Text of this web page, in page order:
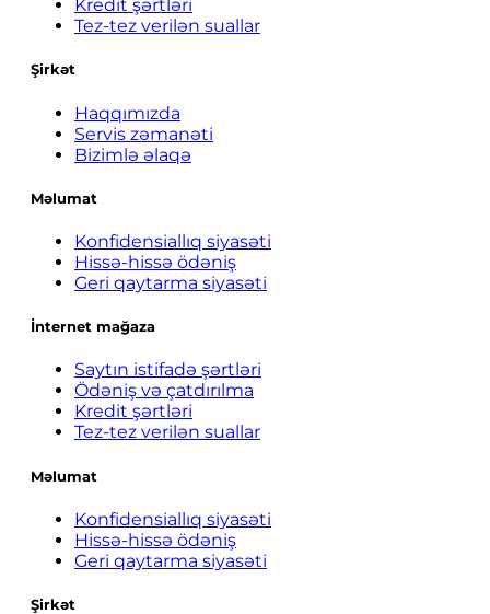
Kredit şərtləri
Tez-tez verilən suallar
Şirkət
Haqqımızda
Servis zəmanəti
Bizimlə əlaqə
Məlumat
Konfidensiallıq siyasəti
Hissə-hissə ödəniş
Geri qaytarma siyasəti
İnternet mağaza
Saytın istifadə şərtləri
Ödəniş və çatdırılma
Kredit şərtləri
Tez-tez verilən suallar
Məlumat
Konfidensiallıq siyasəti
Hissə-hissə ödəniş
Geri qaytarma siyasəti
Şirkət